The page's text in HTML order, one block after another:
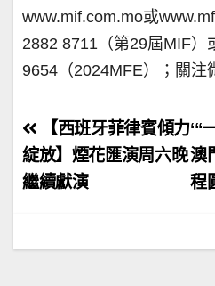
www.mif.com.mo或
2882 8711（第29屆MIF）
9654（2024MFE）；關注
文
章
導
‘“
澳
程
【西班牙菲律賓傾力
綻放】煙花匯演周六晚
繼續獻演